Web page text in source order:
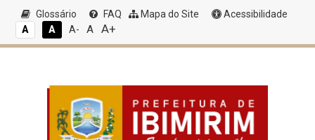
Glossário FAQ Mapa do Site
Acessibilidade
A
A A- A A+